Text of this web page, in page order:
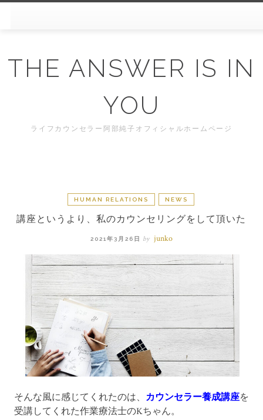
THE ANSWER IS IN
YOU
ライフカウンセラー阿部純子オフィシャルホームページ
HUMAN RELATIONS NEWS
講座というより、私のカウンセリングをして頂いた
2021年3月26日 by junko
そんな風に感じてくれたのは、 カウンセラー養成講座を
受講してくれた作業療法士のKちゃん。